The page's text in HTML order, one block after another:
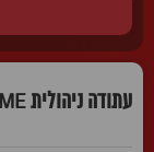
עתודה ניהולית FOX HOME אשדוד